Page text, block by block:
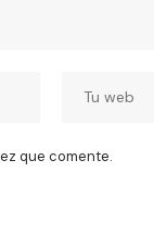
que comente.